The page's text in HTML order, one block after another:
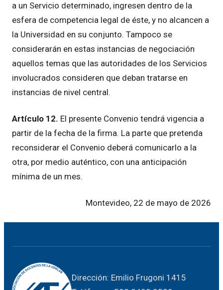
a un Servicio determinado, ingresen dentro de la
esfera de competencia legal de éste, y no alcancen a
la Universidad en su conjunto. Tampoco se
considerarán en estas instancias de negociación
aquellos temas que las autoridades de los Servicios
involucrados consideren que deban tratarse en
instancias de nivel central.
Artículo 12. El presente Convenio tendrá vigencia a
partir de la fecha de la firma. La parte que pretenda
reconsiderar el Convenio deberá comunicarlo a la
otra, por medio auténtico, con una anticipación
mínima de un mes.
Montevideo, 22 de mayo de 2026
Dirección: Emilio Frugoni 1415